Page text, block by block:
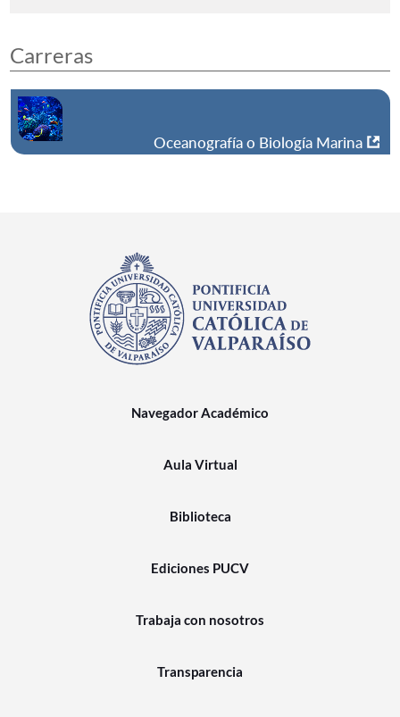
Carreras
Oceanografía o Biología Marina
Navegador Académico
Aula Virtual
Biblioteca
Ediciones PUCV
Trabaja con nosotros
Transparencia